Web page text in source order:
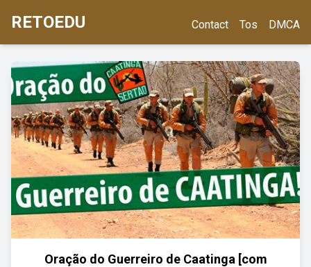
RETOEDU Contact Tos DMCA
Oração do Guerreiro de Caatinga [com